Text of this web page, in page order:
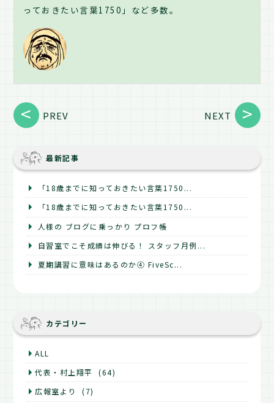
っておきたい言葉1750」など多数。
PREV NEXT
最新記事
「18歳までに知っておきたい言葉1750...
「18歳までに知っておきたい言葉1750...
人様の ブログに乗っかり プロフ帳
自習室でこそ成績は伸びる！ スタッフ月例...
夏期講習に意味はあるのか④ FiveSc...
カテゴリー
ALL
代表・村上翔平
(64)
広報室より
(7)